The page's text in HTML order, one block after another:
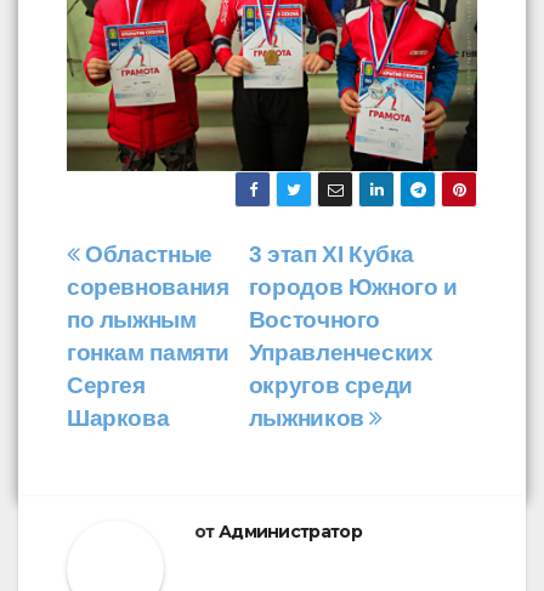
Навигация
по
записям
3 этап XI Кубка
городов Южного и
Восточного
Управленческих
округов среди
лыжников
Областные
соревнования
по лыжным
гонкам памяти
Сергея
Шаркова
отАдминистратор